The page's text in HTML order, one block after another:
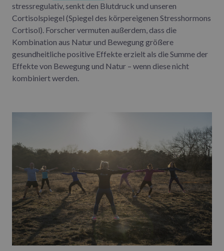
stressregulativ, senkt den Blutdruck und unseren
Cortisolspiegel (Spiegel des körpereigenen Stresshormons
Cortisol). Forscher vermuten außerdem, dass die
Kombination aus Natur und Bewegung größere
gesundheitliche positive Effekte erzielt als die Summe der
Effekte von Bewegung und Natur – wenn diese nicht
kombiniert werden.